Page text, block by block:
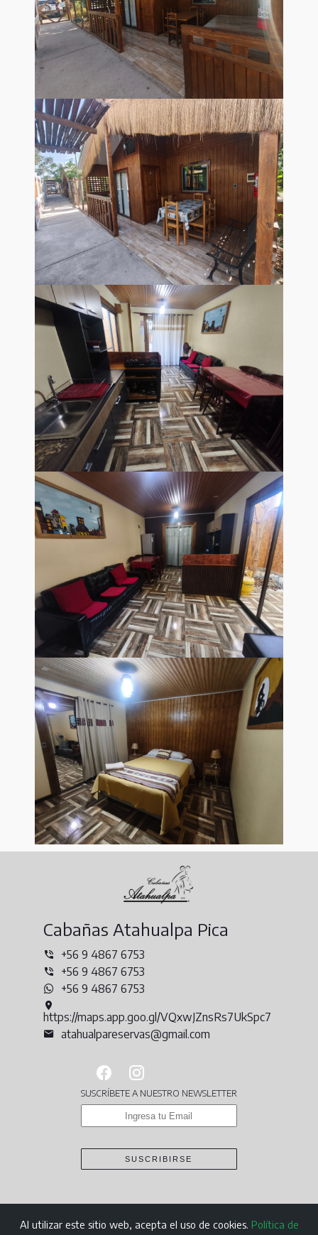
Cabañas Atahualpa Pica
+56 9 4867 6753
+56 9 4867 6753
+56 9 4867 6753
https://maps.app.goo.gl/VQxwJZnsRs7UkSpc7
atahualpareservas@gmail.com
SUSCRÍBETE A NUESTRO NEWSLETTER
SUSCRIBIRSE
Al utilizar este sitio web, acepta el uso de cookies. Política de